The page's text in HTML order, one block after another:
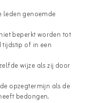
leden genoemde
beperkt worden tot
of in een
wijze als zij door
opzegtermijn als de
bedongen.